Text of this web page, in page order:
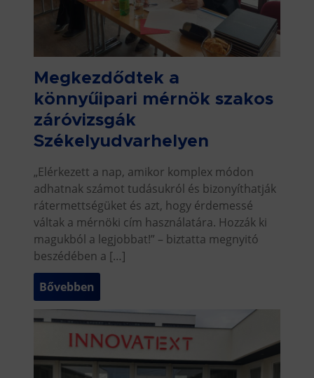
Megkezdődtek a
könnyűipari mérnök szakos
záróvizsgák
Székelyudvarhelyen
„Elérkezett a nap, amikor komplex módon
adhatnak számot tudásukról és bizonyíthatják
rátermettségüket és azt, hogy érdemessé
váltak a mérnöki cím használatára. Hozzák ki
magukból a legjobbat!” – biztatta megnyitó
beszédében a […]
Bővebben